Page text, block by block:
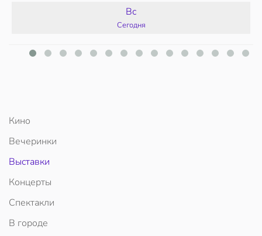
Вс
Сегодня
Кино
Вечеринки
Выставки
Концерты
Спектакли
В городе